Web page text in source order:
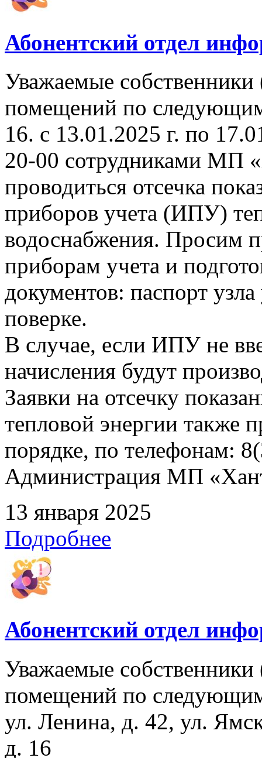
Абонентский отдел
Уважаемые
помещений по
16. с 13.01.2025 г. по
20-00 сотрудниками МП
проводиться отсечка
приборов учета (ИПУ)
водоснабжения. Просим
приборам учета и
документов: паспорт
поверке.
В случае, если ИПУ не
начисления будут
Заявки на отсечку
тепловой энергии также
порядке, по телефонам:
Администрация МП
13 января 2025
Подробнее
Абонентский отдел
Уважаемые
помещений по
ул. Ленина, д. 42, ул.
д. 16